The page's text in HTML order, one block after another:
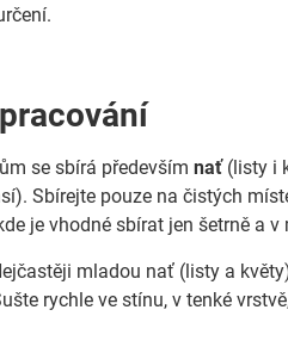
se sbírá předevšímnať(listy i
Sbírejte pouze na čistých
je vhodné sbírat jen šetrně a
mladou nať (listy a
rychle ve stínu, v tenké